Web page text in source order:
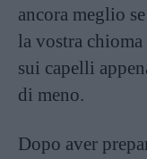
ancora meglio
la vostra
sui capelli
di meno.
Dopo aver